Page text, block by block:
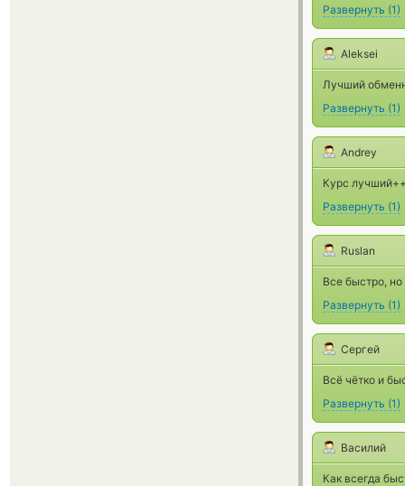
Развернуть (1)
Aleksei
Лучший
Развернуть (1)
Andrey
Курс
Развернуть (1)
Ruslan
Все быстро, но
Развернуть (1)
Сергей
Всё чётко и
Развернуть (1)
Василий
Как всегда